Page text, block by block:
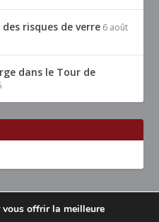
risques de verre 6 août
dans le Tour de
| Propulsé parWordPress
offrir la meilleure